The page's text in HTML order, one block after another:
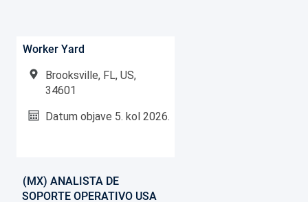
Worker Yard
Brooksville, FL, US,
34601
Datum objave 5. kol 2026.
(MX) ANALISTA DE
SOPORTE OPERATIVO USA